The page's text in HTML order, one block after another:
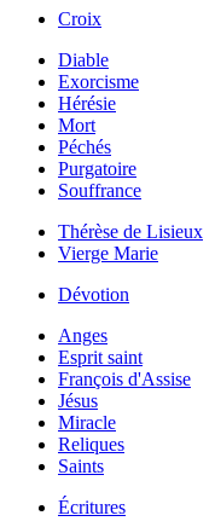
Croix
Diable
Exorcisme
Hérésie
Mort
Péchés
Purgatoire
Souffrance
Thérèse de Lisieux
Vierge Marie
Dévotion
Anges
Esprit saint
François d'Assise
Jésus
Miracle
Reliques
Saints
Écritures